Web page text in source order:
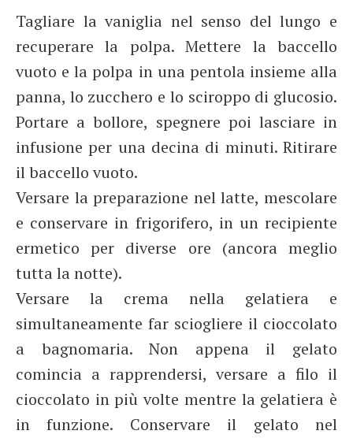
Tagliare la vaniglia nel senso del lungo e
recuperare la polpa. Mettere la baccello
vuoto e la polpa in una pentola insieme alla
panna, lo zucchero e lo sciroppo di glucosio.
Portare a bollore, spegnere poi lasciare in
infusione per una decina di minuti. Ritirare
il baccello vuoto.
Versare la preparazione nel latte, mescolare
e conservare in frigorifero, in un recipiente
ermetico per diverse ore (ancora meglio
tutta la notte).
Versare la crema nella gelatiera e
simultaneamente far sciogliere il cioccolato
a bagnomaria. Non appena il gelato
comincia a rapprendersi, versare a filo il
cioccolato in più volte mentre la gelatiera è
in funzione. Conservare il gelato nel